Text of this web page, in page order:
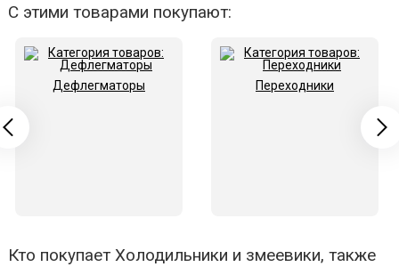
С этими товарами покупают:
Дефлегматоры Переходники
Кто покупает Холодильники и змеевики, также